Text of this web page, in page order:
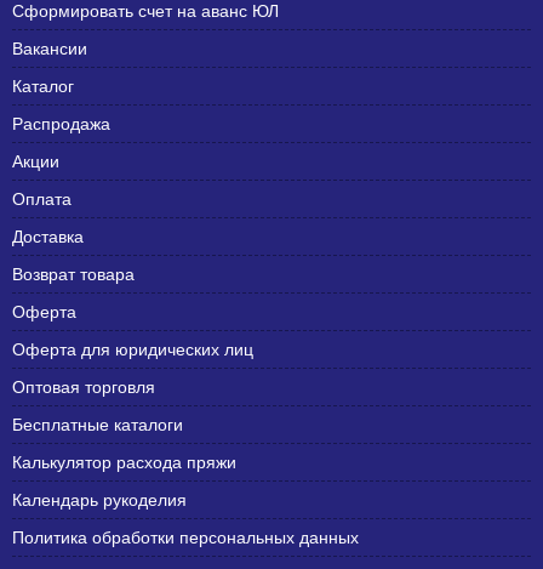
Сформировать счет на аванс ЮЛ
Вакансии
Каталог
Распродажа
Акции
Оплата
Доставка
Возврат товара
Оферта
Оферта для юридических лиц
Оптовая торговля
Бесплатные каталоги
Калькулятор расхода пряжи
Календарь рукоделия
Политика обработки персональных данных